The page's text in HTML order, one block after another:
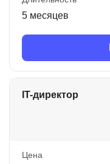
5 месяцев
IT-директор
Цена